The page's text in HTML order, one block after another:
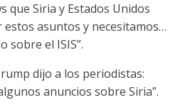
que Siria y Estados Unidos
estos asuntos y necesitamos…
sobre el ISIS”.
dijo a los periodistas:
anuncios sobre Siria”.